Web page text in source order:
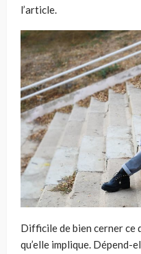
l’article.
Difficile de bien cerner ce
qu’elle implique.